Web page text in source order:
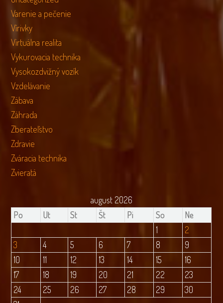
Varenie a pečenie
Vírivky
Virtuálna realita
Vykurovacia technika
Vysokozdvižný vozík
Vzdelávanie
Zábava
Záhrada
Zberateľstvo
Zdravie
Zváracia technika
Zvieratá
august 2026
Po
Ut St Št Pi So
Ne
1
2
3
4 5 6 7 8
9
10
11 12 13 14 15
16
17
18 19 20 21 22
23
24
25 26 27 28 29
30